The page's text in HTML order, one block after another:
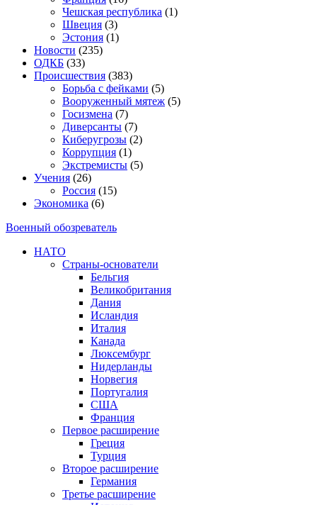
Чешская республика (1)
Швеция (3)
Эстония (1)
Новости (235)
ОДКБ (33)
Происшествия (383)
Борьба с фейками (5)
Вооруженный мятеж (5)
Госизмена (7)
Диверсанты (7)
Киберугрозы (2)
Коррупция (1)
Экстремисты (5)
Учения (26)
Россия (15)
Экономика (6)
Военный обозреватель
НАТО
Страны-основатели
Бельгия
Великобритания
Дания
Исландия
Италия
Канада
Люксембург
Нидерланды
Норвегия
Португалия
США
Франция
Первое расширение
Греция
Турция
Второе расширение
Германия
Третье расширение